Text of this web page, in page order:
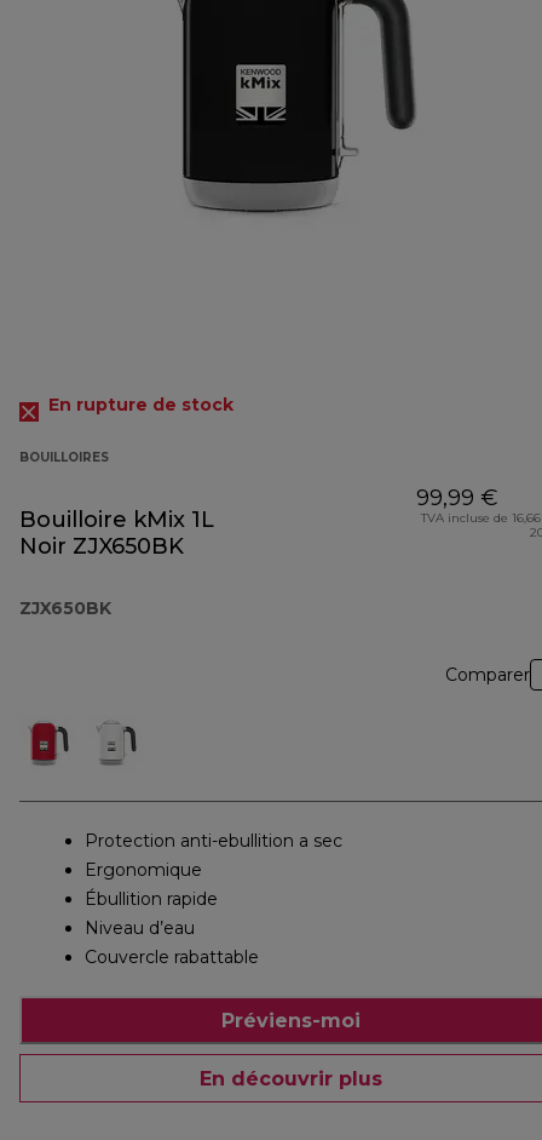
En rupture de stock
BOUILLOIRES
Bouilloire kMix 1L
Noir ZJX650BK
ZJX650BK
99,99 €
TVA incluse de
Comparer
Protection anti-ebullition a sec
Ergonomique
Ébullition rapide
Niveau d’eau
Couvercle rabattable
Préviens-moi
En découvrir plus